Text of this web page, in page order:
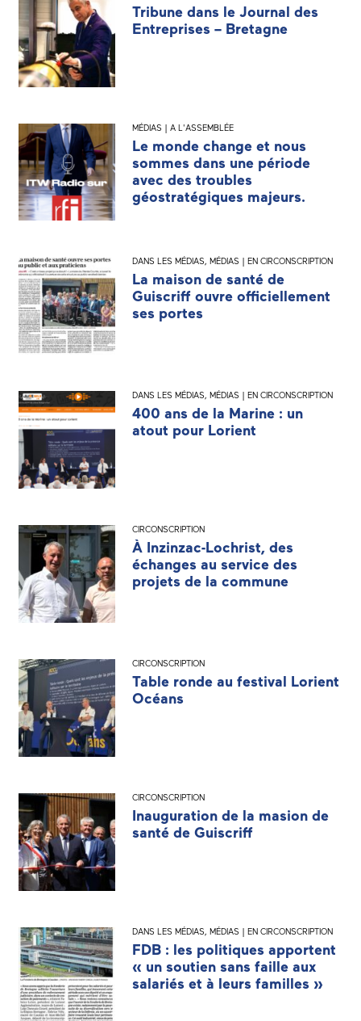
Tribune dans le Journal des
Entreprises – Bretagne
MÉDIAS | A L'ASSEMBLÉE
Le monde change et nous
sommes dans une période
avec des troubles
géostratégiques majeurs.
DANS LES MÉDIAS, MÉDIAS | EN CIRCONSCRIPTION
La maison de santé de
Guiscriff ouvre officiellement
ses portes
DANS LES MÉDIAS, MÉDIAS | EN CIRCONSCRIPTION
400 ans de la Marine : un
atout pour Lorient
CIRCONSCRIPTION
À Inzinzac-Lochrist, des
échanges au service des
projets de la commune
CIRCONSCRIPTION
Table ronde au festival Lorient
Océans
CIRCONSCRIPTION
Inauguration de la masion de
santé de Guiscriff
DANS LES MÉDIAS, MÉDIAS | EN CIRCONSCRIPTION
FDB : les politiques apportent
« un soutien sans faille aux
salariés et à leurs familles »